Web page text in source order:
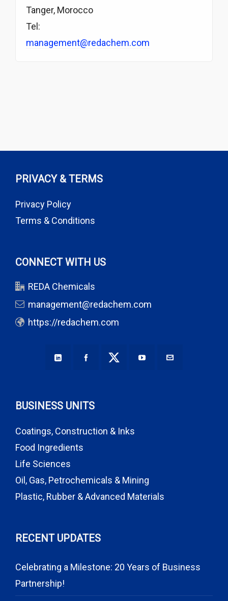
Tanger, Morocco
Tel:
management@redachem.com
PRIVACY & TERMS
Privacy Policy
Terms & Conditions
CONNECT WITH US
REDA Chemicals
management@redachem.com
https://redachem.com
BUSINESS UNITS
Coatings, Construction & Inks
Food Ingredients
Life Sciences
Oil, Gas, Petrochemicals & Mining
Plastic, Rubber & Advanced Materials
RECENT UPDATES
Celebrating a Milestone: 20 Years of Business
Partnership!